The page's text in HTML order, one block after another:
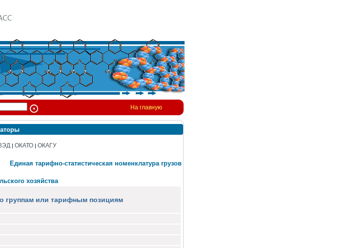
На главную
| ОКАТО | ОКАГУ
Единая тарифно-статистическая номенклатура грузов
хозяйства
группам или тарифным позициям